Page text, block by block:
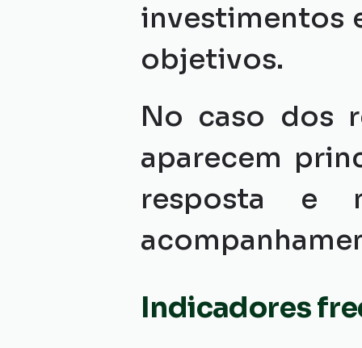
investimentos
objetivos.
No caso dos
aparecem
resposta e
Indicadores